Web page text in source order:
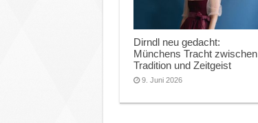
Dirndl neu gedacht:
Münchens Tracht zwischen
Tradition und Zeitgeist
9. Juni 2026